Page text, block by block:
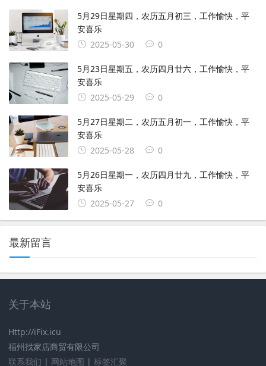
5月29日星期四，农历五月初三，工作愉快，平
安喜乐
2025-05-30
0
5月23日星期五，农历四月廿六，工作愉快，平
安喜乐
2025-05-29
0
5月27日星期二，农历五月初一，工作愉快，平
安喜乐
2025-05-28
0
5月26日星期一，农历四月廿九，工作愉快，平
安喜乐
2025-05-27
0
最新留言
关于本站
Http://iFix.icu
福州找家店商贸有限公司
联系我们 | 网站地图 | 标签汇聚